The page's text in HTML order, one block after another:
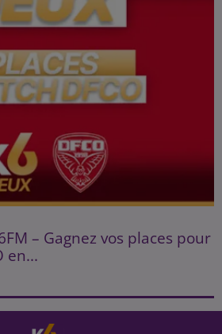
– Gagnez vos places pour
en...